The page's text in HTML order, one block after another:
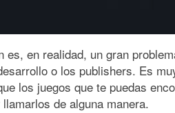
es, en realidad, un gran
o los publishers. Es
los juegos que te puedas
de alguna manera.